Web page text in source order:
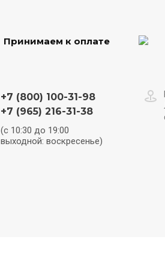
Принимаем к оплате
+7 (800) 100-31-98
+7 (965) 216-31-38
(с 10:30 до 19:00
выходной: воскресенье)